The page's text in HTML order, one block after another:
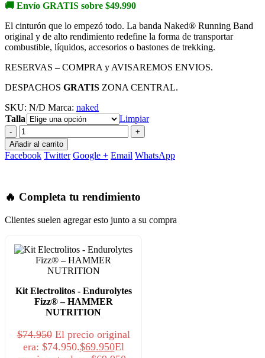
🚚 Envío GRATIS sobre $49.990
El cinturón que lo empezó todo. La banda Naked® Running Band
original y de alto rendimiento redefine la forma de transportar
combustible, líquidos, accesorios o bastones de trekking.
RESERVAS – COMPRA y AVISAREMOS ENVIOS.
DESPACHOS GRATIS ZONA CENTRAL.
SKU: N/D Marca: naked
Talla
Limpiar
-
+
Añadir al carrito
Facebook Twitter Google + Email WhatsApp
🔥 Completa tu rendimiento
Clientes suelen agregar esto junto a su compra
Kit Electrolitos - Endurolytes
Fizz® – HAMMER
NUTRITION
$74.950 El precio original
era: $74.950.$69.950El